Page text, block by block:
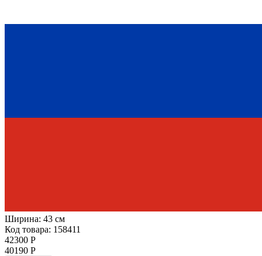
Ширина: 43 см
Код товара: 158411
42300 Р
40190 Р